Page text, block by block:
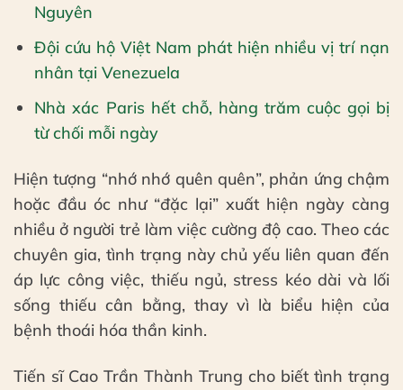
Nguyên
Đội cứu hộ Việt Nam phát hiện nhiều vị trí nạn
nhân tại Venezuela
Nhà xác Paris hết chỗ, hàng trăm cuộc gọi bị
từ chối mỗi ngày
Hiện tượng “nhớ nhớ quên quên”, phản ứng chậm
hoặc đầu óc như “đặc lại” xuất hiện ngày càng
nhiều ở người trẻ làm việc cường độ cao. Theo các
chuyên gia, tình trạng này chủ yếu liên quan đến
áp lực công việc, thiếu ngủ, stress kéo dài và lối
sống thiếu cân bằng, thay vì là biểu hiện của
bệnh thoái hóa thần kinh.
Tiến sĩ Cao Trần Thành Trung cho biết tình trạng